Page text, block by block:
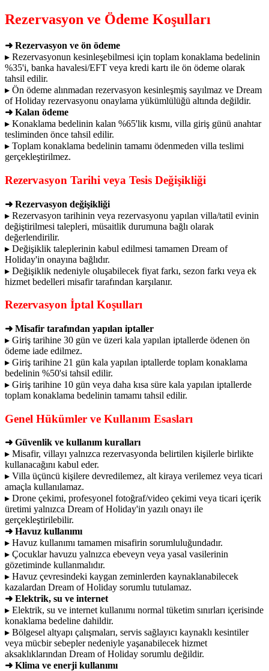
Rezervasyon ve Ödeme Koşulları
➜ Rezervasyon ve ön ödeme
▸ Rezervasyonun kesinleşebilmesi için toplam konaklama bedelinin
%35'i, banka havalesi/EFT veya kredi kartı ile ön ödeme olarak
tahsil edilir.
▸ Ön ödeme alınmadan rezervasyon kesinleşmiş sayılmaz ve Dream
of Holiday rezervasyonu onaylama yükümlülüğü altında değildir.
➜ Kalan ödeme
▸ Konaklama bedelinin kalan %65'lik kısmı, villa giriş günü anahtar
tesliminden önce tahsil edilir.
▸ Toplam konaklama bedelinin tamamı ödenmeden villa teslimi
gerçekleştirilmez.
Rezervasyon Tarihi veya Tesis Değişikliği
➜ Rezervasyon değişikliği
▸ Rezervasyon tarihinin veya rezervasyonu yapılan villa/tatil evinin
değiştirilmesi talepleri, müsaitlik durumuna bağlı olarak
değerlendirilir.
▸ Değişiklik taleplerinin kabul edilmesi tamamen Dream of
Holiday'in onayına bağlıdır.
▸ Değişiklik nedeniyle oluşabilecek fiyat farkı, sezon farkı veya ek
hizmet bedelleri misafir tarafından karşılanır.
Rezervasyon İptal Koşulları
➜ Misafir tarafından yapılan iptaller
▸ Giriş tarihine 30 gün ve üzeri kala yapılan iptallerde ödenen ön
ödeme iade edilmez.
▸ Giriş tarihine 21 gün kala yapılan iptallerde toplam konaklama
bedelinin %50'si tahsil edilir.
▸ Giriş tarihine 10 gün veya daha kısa süre kala yapılan iptallerde
toplam konaklama bedelinin tamamı tahsil edilir.
Genel Hükümler ve Kullanım Esasları
➜ Güvenlik ve kullanım kuralları
▸ Misafir, villayı yalnızca rezervasyonda belirtilen kişilerle birlikte
kullanacağını kabul eder.
▸ Villa üçüncü kişilere devredilemez, alt kiraya verilemez veya ticari
amaçla kullanılamaz.
▸ Drone çekimi, profesyonel fotoğraf/video çekimi veya ticari içerik
üretimi yalnızca Dream of Holiday'in yazılı onayı ile
gerçekleştirilebilir.
➜ Havuz kullanımı
▸ Havuz kullanımı tamamen misafirin sorumluluğundadır.
▸ Çocuklar havuzu yalnızca ebeveyn veya yasal vasilerinin
gözetiminde kullanmalıdır.
▸ Havuz çevresindeki kaygan zeminlerden kaynaklanabilecek
kazalardan Dream of Holiday sorumlu tutulamaz.
➜ Elektrik, su ve internet
▸ Elektrik, su ve internet kullanımı normal tüketim sınırları içerisinde
konaklama bedeline dahildir.
▸ Bölgesel altyapı çalışmaları, servis sağlayıcı kaynaklı kesintiler
veya mücbir sebepler nedeniyle yaşanabilecek hizmet
aksaklıklarından Dream of Holiday sorumlu değildir.
➜ Klima ve enerji kullanımı